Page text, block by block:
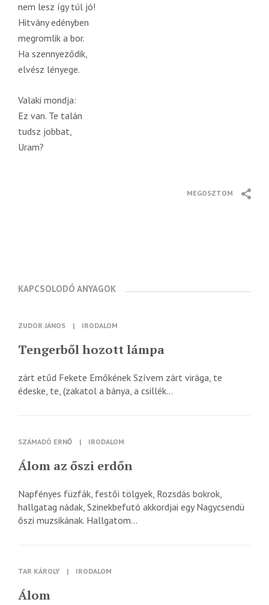
nem lesz így túl jó!
Hitvány edényben
megromlik a bor.
Ha szennyeződik,
elvész lényege.
Valaki mondja:
Ez van. Te talán
tudsz jobbat,
Uram?
MEGOSZTOM
KAPCSOLODÓ ANYAGOK
ZUDOR JÁNOS | IRODALOM
Tengerből hozott lámpa
zárt etűd Fekete Emőkének Szívem zárt virága, te
édeske, te, (zakatol a bánya, a csillék...
SZÁMADÓ ERNŐ | IRODALOM
Álom az őszi erdőn
Napfényes füzfák, festői tölgyek, Rozsdás bokrok,
hallgatag nádak, Szinekbefutó akkordjai egy Nagycsendü
őszi muzsikának. Hallgatom...
TAR KÁROLY | IRODALOM
Álom